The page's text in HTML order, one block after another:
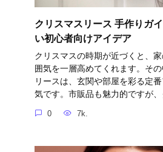
クリスマスリース 手作りガ
い初心者向けアイデア
クリスマスの時期が近づくと、
囲気を一層高めてくれます。そ
リースは、玄関や部屋を彩る定
気です。市販品も魅力的ですが
0 7k.